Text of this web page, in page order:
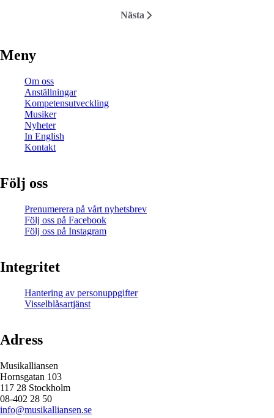
Nästa
Nästa
Meny
Om oss
Anställningar
Kompetensutveckling
Musiker
Nyheter
In English
Kontakt
Följ oss
Prenumerera på vårt nyhetsbrev
Följ oss på Facebook
Följ oss på Instagram
Integritet
Hantering av personuppgifter
Visselblåsartjänst
Adress
Musikalliansen
Hornsgatan 103
117 28 Stockholm
08-402 28 50
info@musikalliansen.se